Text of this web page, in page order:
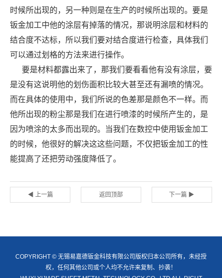
时候所出现的，另一种则是在生产的时候所出现的。要是
钣金加工中他的涂层有掉落的情况，那说明涂层和材料的
结合度不达标，所以我们要对结合度进行检查，具体我们
可以通过划格的方法来进行操作。
要是材料都露出来了，那我们要看看他有没有涂层，要
是没有这说明他的划伤面积比较大甚至还有漏喷的情况。
而在具体的使用中，我们所说的色差那是颜色不一样。而
他所出现的粉尘那是我们在进行喷漆的时候所产生的，是
因为喷涂的太多而出现的。当我们在数控中使用钣金加工
的时候，他很好的解决这这些问题，不仅把钣金加工的性
能提高了还把劳动强度降低了。
◀ 上一篇 返回顶部 下一篇 ▶
COPYRIGHT © 无锡易嘉德钣金科技有限公司版权归本公司所有，未经授
权，任何其他公司或个人均不允许来复制、抄袭！